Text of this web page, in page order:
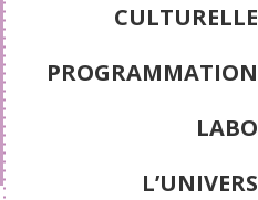
CULTURELLE
PROGRAMMATION
LABO
L’UNIVERS